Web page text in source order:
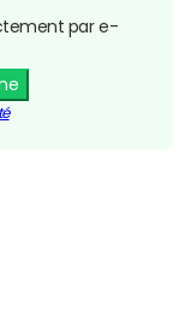
par e-